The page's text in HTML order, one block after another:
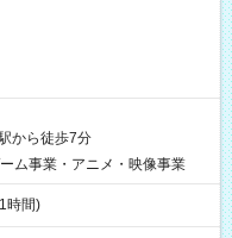
から徒歩7分
ム事業・アニメ・映像事業
時間)